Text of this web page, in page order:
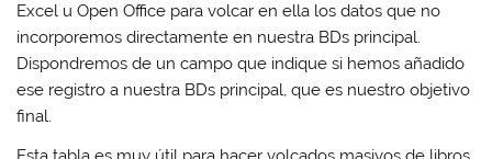
Excel u Open Office para volcar en ella los datos que no
incorporemos directamente en nuestra BDs principal.
Dispondremos de un campo que indique si hemos añadido
ese registro a nuestra BDs principal, que es nuestro objetivo
final.